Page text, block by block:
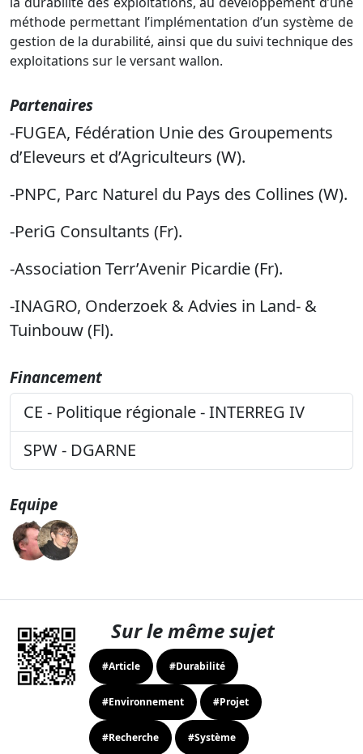
la durabilité des exploitations, au développement d’une
méthode permettant l’implémentation d’un système de
gestion de la durabilité, ainsi que du suivi technique des
exploitations sur le versant wallon.
Partenaires
-FUGEA, Fédération Unie des Groupements
d’Eleveurs et d’Agriculteurs (W).
-PNPC, Parc Naturel du Pays des Collines (W).
-PeriG Consultants (Fr).
-Association Terr’Avenir Picardie (Fr).
-INAGRO, Onderzoek & Advies in Land- &
Tuinbouw (Fl).
Financement
CE - Politique régionale - INTERREG IV
SPW - DGARNE
Equipe
Sur le même sujet
#Article #Durabilité
#Environnement #Projet
#Recherche #Système